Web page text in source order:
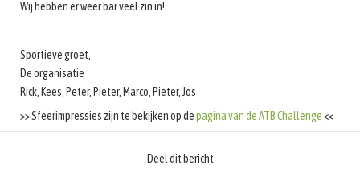
Wij hebben er weer bar veel zin in!
Sportieve groet,
De organisatie
Rick, Kees, Peter, Pieter, Marco, Pieter, Jos
>> Sfeerimpressies zijn te bekijken op depagina van de ATB Challenge<<
Deel dit bericht